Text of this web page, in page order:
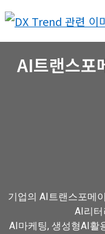
AI트랜스포
기업의 AI트랜스포메
AI리
AI마케팅, 생성형AI활